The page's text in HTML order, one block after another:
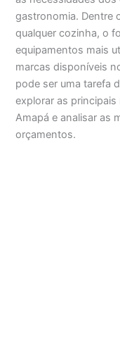
gastronomia. Dentre
qualquer cozinha, o
equipamentos mais
marcas disponíveis
pode ser uma tarefa
explorar as
Amapá e analisar as
orçamentos.